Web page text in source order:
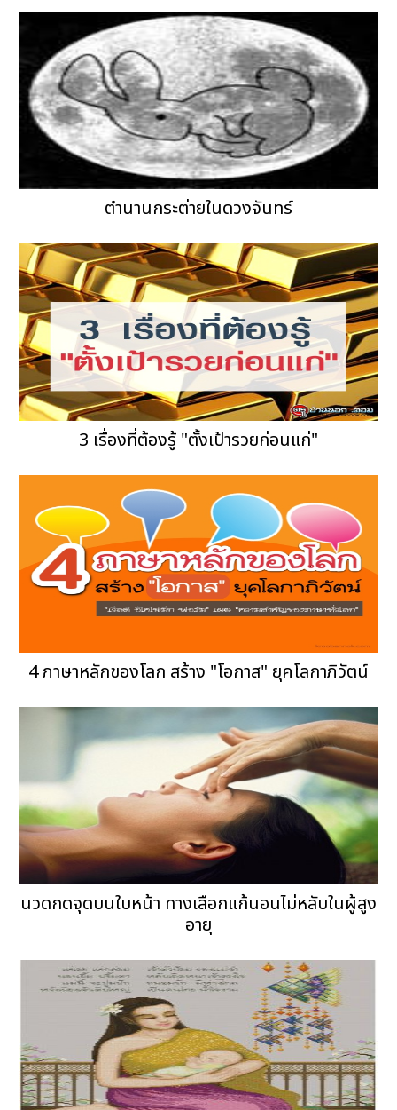
ตำนานกระต่ายในดวงจันทร์
3 เรื่องที่ต้องรู้ "ตั้งเป้ารวยก่อนแก่"
4 ภาษาหลักของโลก สร้าง "โอกาส" ยุคโลกาภิวัตน์
นวดกดจุดบนใบหน้า ทางเลือกแก้นอนไม่หลับในผู้สูง
อายุ